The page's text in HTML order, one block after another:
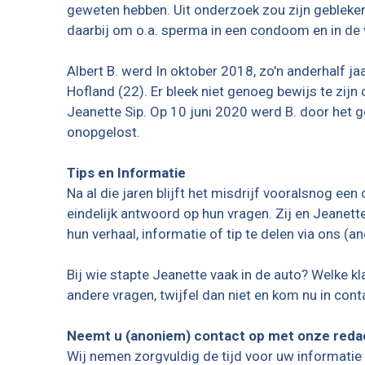
geweten hebben. Uit onderzoek zou zijn
daarbij om o.a. sperma in een condoom en in
Albert B. werd In oktober 2018, zo'n anderhalf
Hofland (22). Er bleek niet genoeg bewijs te
Jeanette Sip. Op 10 juni 2020 werd B. door
onopgelost.
Tips en Informatie
Na al die jaren blijft het misdrijf vooralsnog een
eindelijk antwoord op hun vragen. Zij en
hun verhaal, informatie of tip te delen via ons
Bij wie stapte Jeanette vaak in de auto? Welke
andere vragen, twijfel dan niet en kom nu in
Neemt u (anoniem) contact op met onze
Wij nemen zorgvuldig de tijd voor uw